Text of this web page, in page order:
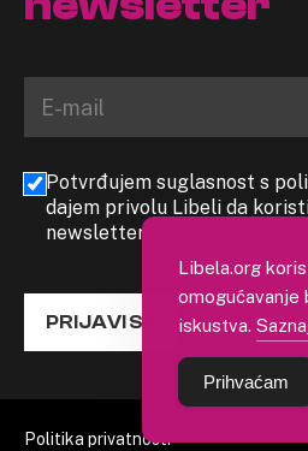
Potvrđujem suglasnost s
dajem privolu Libeli da
newslettera
PRIJAVI SE
Politika privatnosti
Libela.org
iskustva.
Prihvaćam